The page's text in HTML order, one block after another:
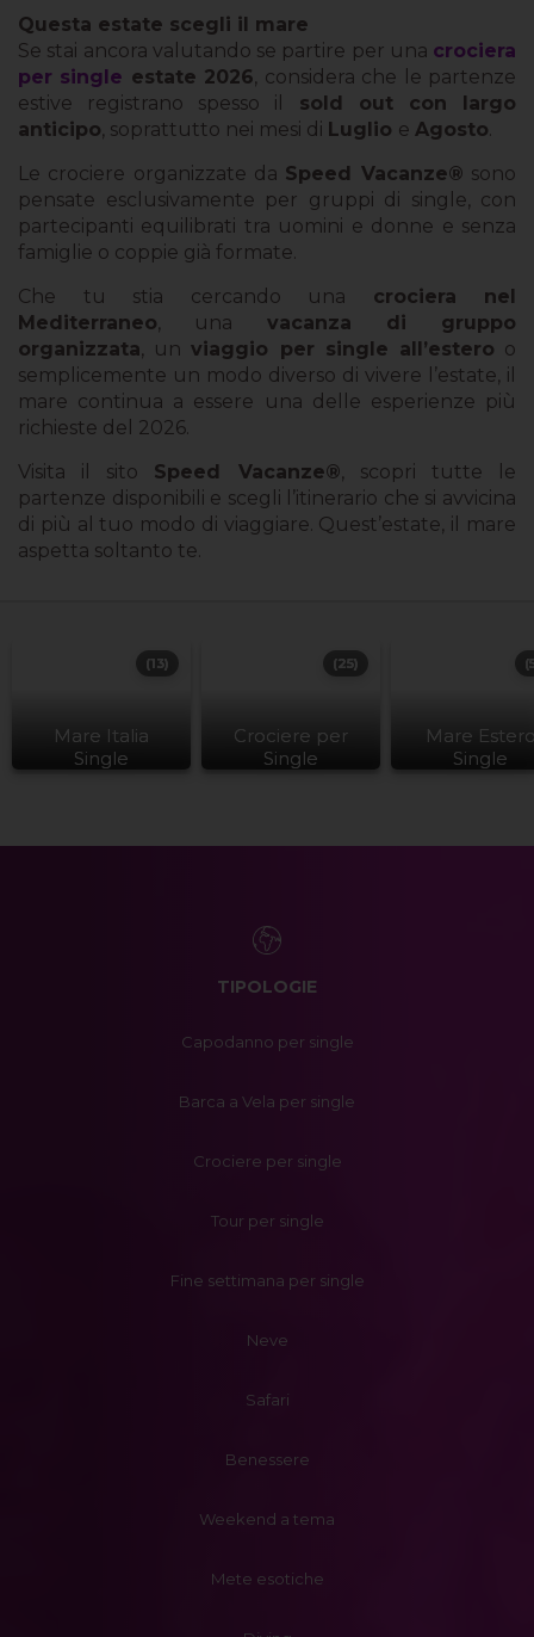
Questa estate scegli il mare
Se stai ancora valutando se partire per una crociera
per single estate 2026, considera che le partenze
estive registrano spesso il sold out con largo
anticipo, soprattutto nei mesi di Luglio e Agosto.
Le crociere organizzate da Speed Vacanze® sono
pensate esclusivamente per gruppi di single, con
partecipanti equilibrati tra uomini e donne e senza
famiglie o coppie già formate.
Che tu stia cercando una crociera nel
Mediterraneo, una vacanza di gruppo
organizzata, unviaggio per single all’estero o
semplicemente un modo diverso di vivere l’estate, il
mare continua a essere una delle esperienze più
richieste del 2026.
Visita il sito Speed Vacanze®, scopri tutte le
partenze disponibili e scegli l’itinerario che si avvicina
di più al tuo modo di viaggiare. Quest’estate, il mare
aspetta soltanto te.
Mare Italia
Single
(13)
Crociere per
Single
(25)
Mare
Single
TIPOLOGIE
Capodanno per single
Barca a Vela per single
Crociere per single
Tour per single
Fine settimana per single
Neve
Safari
Benessere
Weekend a tema
Mete esotiche